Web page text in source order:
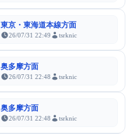
東京・東海道本線方面
26/07/31 22:49 tsrknic
奥多摩方面
26/07/31 22:48 tsrknic
奥多摩方面
26/07/31 22:48 tsrknic